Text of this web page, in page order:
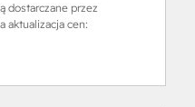
dostarczane przez
aktualizacja cen: